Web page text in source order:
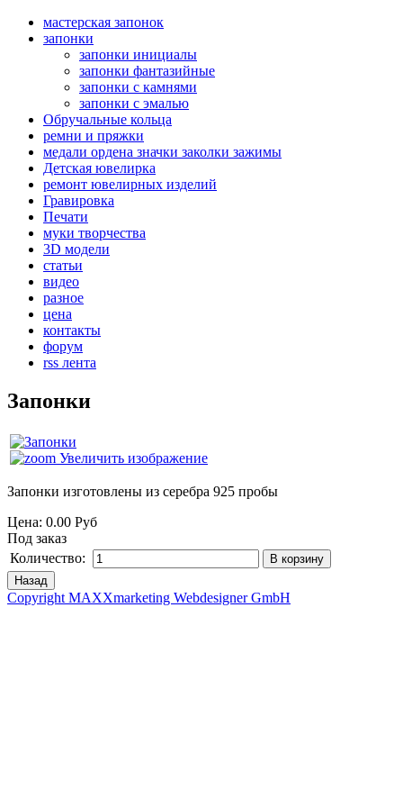
мастерская запонок
запонки
запонки инициалы
запонки фантазийные
запонки с камнями
запонки с эмалью
Обручальные кольца
ремни и пряжки
медали ордена значки заколки зажимы
Детская ювелирка
ремонт ювелирных изделий
Гравировка
Печати
муки творчества
3D модели
статьи
видео
разное
цена
контакты
форум
rss лента
Запонки
Увеличить изображение
Запонки изготовлены из серебра 925 пробы
Цена: 0.00 Руб
Под заказ
Количество:
Copyright MAXXmarketing Webdesigner GmbH